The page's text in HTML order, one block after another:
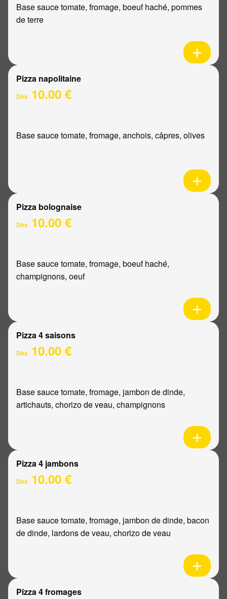
Base sauce tomate, fromage, boeuf haché, pommes
de terre
Pizza napolitaine
Dès 10.00 €
Base sauce tomate, fromage, anchois, câpres, olives
Pizza bolognaise
Dès 10.00 €
Base sauce tomate, fromage, boeuf haché,
champignons, oeuf
Pizza 4 saisons
Dès 10.00 €
Base sauce tomate, fromage, jambon de dinde,
artichauts, chorizo de veau, champignons
Pizza 4 jambons
Dès 10.00 €
Base sauce tomate, fromage, jambon de dinde, bacon
de dinde, lardons de veau, chorizo de veau
Pizza 4 fromages